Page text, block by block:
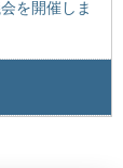
を開催しま